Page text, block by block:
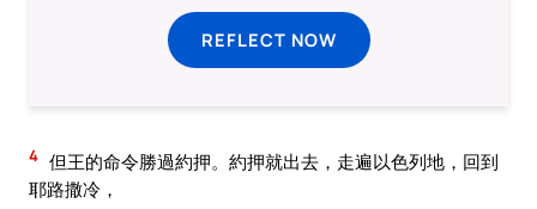
REFLECT NOW
4 但王的命令勝過約押。約押就出去，走遍以色列地，回到
耶路撒冷，